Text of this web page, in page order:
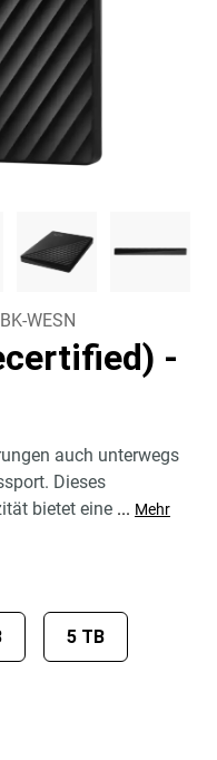
WESN
-
auch unterwegs
Dieses
bietet eine ... Mehr
5 TB